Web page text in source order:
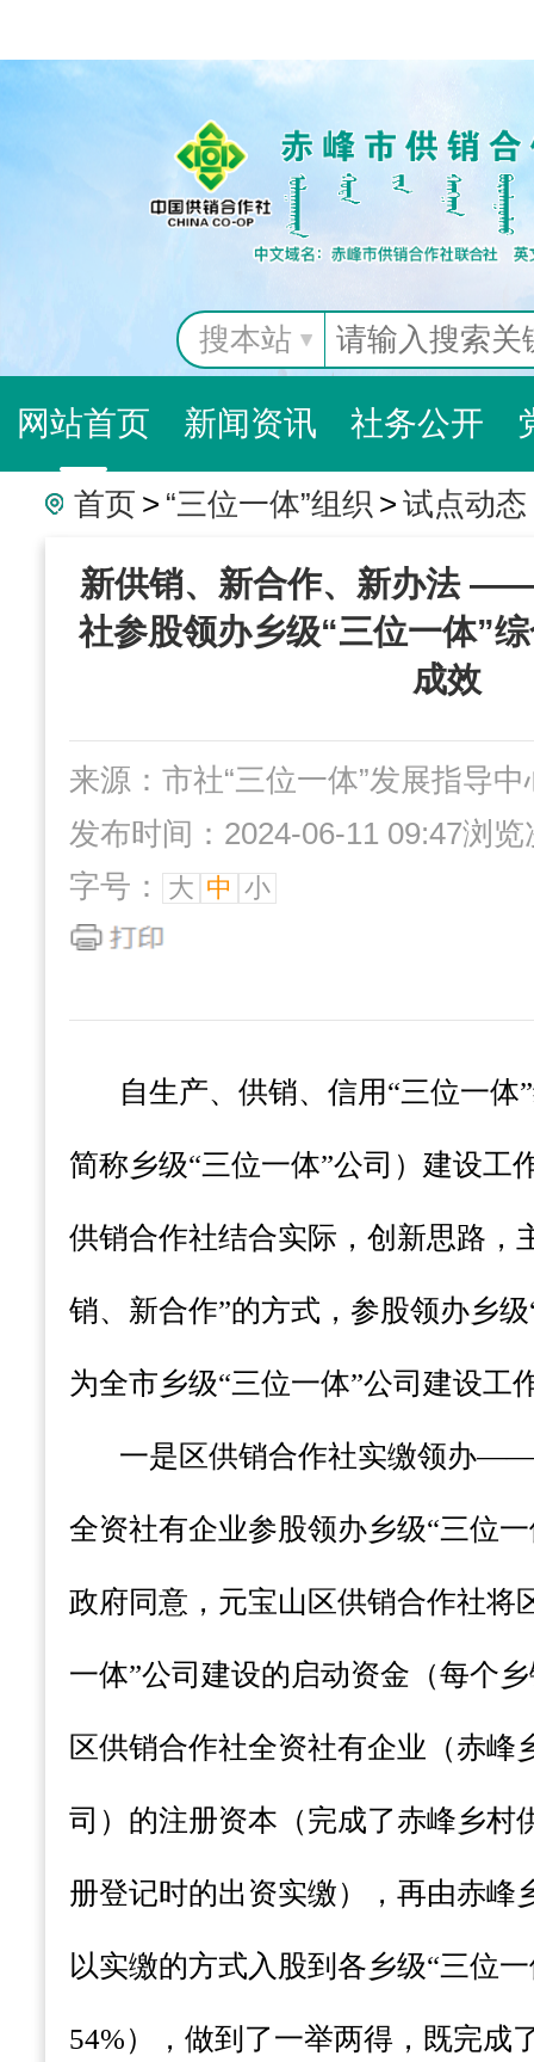
搜本站
网站首页 新闻资讯 社务公开
“三位一体”组织社办企业 互动交流
首页 > “三位一体”组织 > 试点动态
新供销、新合作、新办法
社参股领办乡级“三位一体”
成效
来源：市社“三位一体”发展指导中
发布时间：2024-06-11 09:47浏览
字号：
大 中 小
自生产、供销、信用“三位一体
简称乡级“三位一体”公司）建设工
供销合作社结合实际，创新思路，
销、新合作”的方式，参股领办乡
为全市乡级“三位一体”公司建设工
一是区供销合作社实缴领办
全资社有企业参股领办乡级“三位
政府同意，元宝山区供销合作社将
一体”公司建设的启动资金（每个
区供销合作社全资社有企业（赤峰
司）的注册资本（完成了赤峰乡村
册登记时的出资实缴），再由赤峰
以实缴的方式入股到各乡级“三位
54%），做到了一举两得，既完成